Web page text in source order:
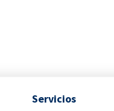
Servicios